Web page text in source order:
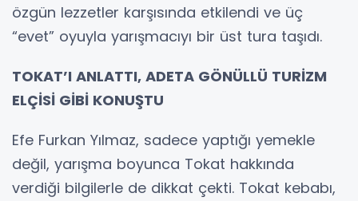
özgün lezzetler karşısında etkilendi ve üç
“evet” oyuyla yarışmacıyı bir üst tura taşıdı.
TOKAT’I ANLATTI, ADETA GÖNÜLLÜ TURİZM
ELÇİSİ GİBİ KONUŞTU
Efe Furkan Yılmaz, sadece yaptığı yemekle
değil, yarışma boyunca Tokat hakkında
verdiği bilgilerle de dikkat çekti. Tokat kebabı,